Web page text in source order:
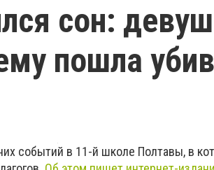
сон:
пошла
событий в 11-й школе Полтавы, в